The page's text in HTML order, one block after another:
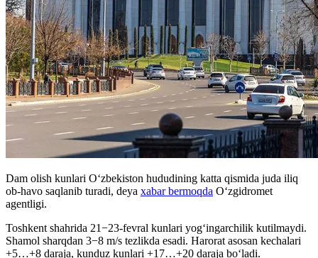
Dam olish kunlari O‘zbekiston hududining katta qismida juda iliq
ob-havo saqlanib turadi, deya xabar bermoqda O‘zgidromet
agentligi.
Toshkent shahrida 21−23-fevral kunlari yog‘ingarchilik kutilmaydi.
Shamol sharqdan 3−8 m/s tezlikda esadi. Harorat asosan kechalari
+5…+8 daraja, kunduz kunlari +17…+20 daraja bo‘ladi.